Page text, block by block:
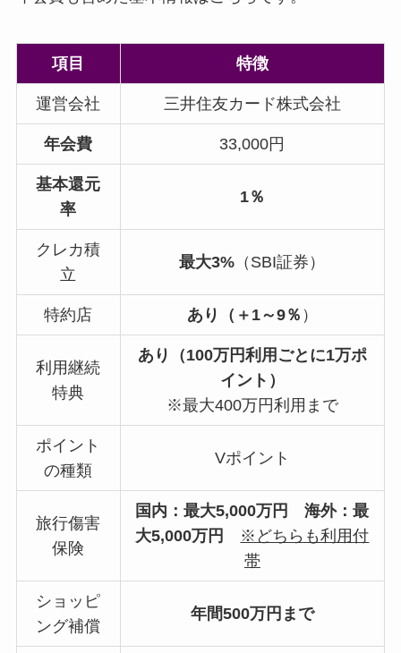
項目 特徴
運営会社 三井住友カード株式会社
年会費 33,000円
基本還元
率
1％
クレカ積
立
最大3% （SBI証券）
特約店 あり （＋1～9％ ）
利用継続
特典
あり（100万円利用ごとに1万ポ
イント）
※最大400万円利用まで
ポイント
の種類
Vポイント
旅行傷害
保険
国内：最大5,000万円
海外：最
大5,000万円
※どちらも利用付
帯
ショッピ
ング補償
年間500万円まで